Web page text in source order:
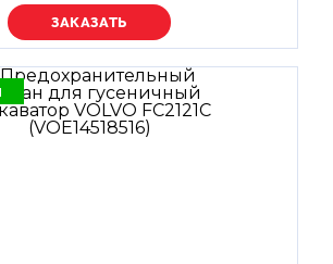
Уточняйте цену